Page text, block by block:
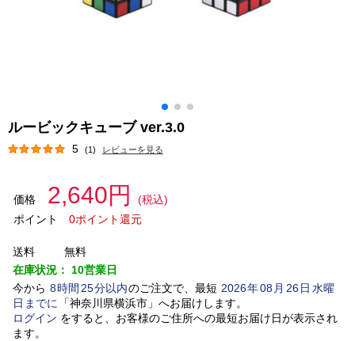
ルービックキューブ ver.3.0
5 (1) レビューを見る
価格 2,640円
(税込)
ポイント
0ポイント還元
送料
無料
在庫状況： 10営業日
今から 8時間 25分以内のご注文で、最短 2026年08 月 26日水曜
日 までに 「神奈川県横浜市」 へお届けします。
ログイン をすると、お客様のご住所への最短お届け日が表示され
ます。